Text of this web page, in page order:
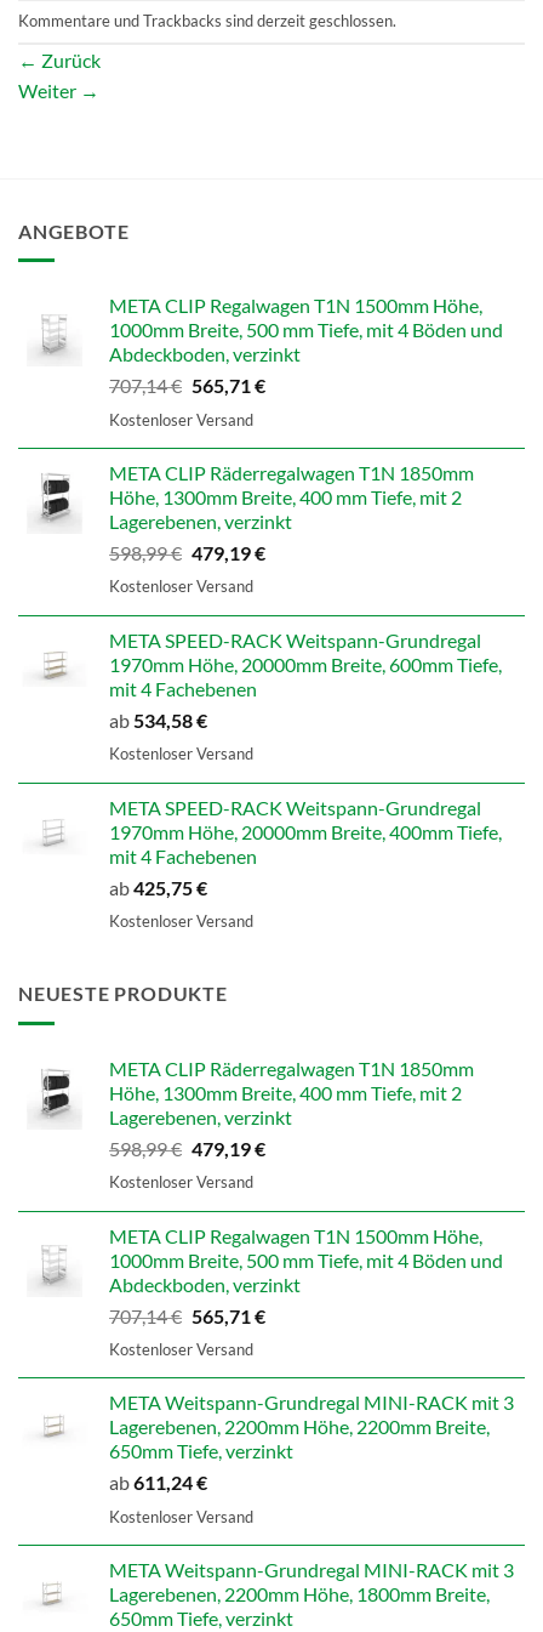
Kommentare und Trackbacks sind derzeit geschlossen.
← Zurück
Weiter →
ANGEBOTE
META CLIP Regalwagen T1N 1500mm Höhe,
1000mm Breite, 500 mm Tiefe, mit 4 Böden und
Abdeckboden, verzinkt
707,14€ Ursprünglicher
Preis
565,71€Aktueller
Kostenloser Versand
META CLIP Räderregalwagen T1N 1850mm
Höhe, 1300mm Breite, 400 mm Tiefe, mit 2
Lagerebenen, verzinkt
598,99€ Ursprünglicher
Preis
479,19€Aktueller
Kostenloser Versand
META SPEED-RACK Weitspann-Grundregal
1970mm Höhe, 20000mm Breite, 600mm Tiefe,
mit 4 Fachebenen
ab 534,58€
Kostenloser Versand
META SPEED-RACK Weitspann-Grundregal
1970mm Höhe, 20000mm Breite, 400mm Tiefe,
mit 4 Fachebenen
ab425,75€
Kostenloser Versand
NEUESTE PRODUKTE
META CLIP Räderregalwagen T1N 1850mm
Höhe, 1300mm Breite, 400 mm Tiefe, mit 2
Lagerebenen, verzinkt
598,99€ Ursprünglicher
Preis
479,19€Aktueller
Kostenloser Versand
META CLIP Regalwagen T1N 1500mm Höhe,
1000mm Breite, 500 mm Tiefe, mit 4 Böden und
Abdeckboden, verzinkt
707,14€ Ursprünglicher
Preis
565,71 €Aktueller
Kostenloser Versand
META Weitspann-Grundregal MINI-RACK mit 3
Lagerebenen, 2200mm Höhe, 2200mm Breite,
650mm Tiefe, verzinkt
ab611,24€
Kostenloser Versand
META Weitspann-Grundregal MINI-RACK mit 3
Lagerebenen, 2200mm Höhe, 1800mm Breite,
650mm Tiefe, verzinkt